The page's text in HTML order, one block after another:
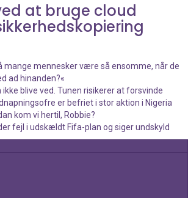
at bruge cloud
mange mennesker være så ensomme, når de
ad hinanden?«
ikke blive ved. Tunen risikerer at forsvinde
er befriet i stor aktion i Nigeria
kom vi hertil, Robbie?
fejl i udskældt Fifa-plan og siger undskyld